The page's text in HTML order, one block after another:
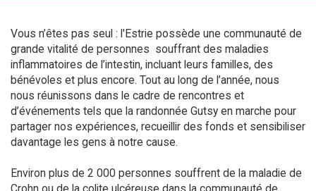
Vous n’êtes pas seul : l'Estrie possède une communauté de
grande vitalité de personnes souffrant des maladies
inflammatoires de l’intestin, incluant leurs familles, des
bénévoles et plus encore. Tout au long de l’année, nous
nous réunissons dans le cadre de rencontres et
d’événements tels que la randonnée Gutsy en marche pour
partager nos expériences, recueillir des fonds et sensibiliser
davantage les gens à notre cause.
Environ plus de 2 000 personnes souffrent de la maladie de